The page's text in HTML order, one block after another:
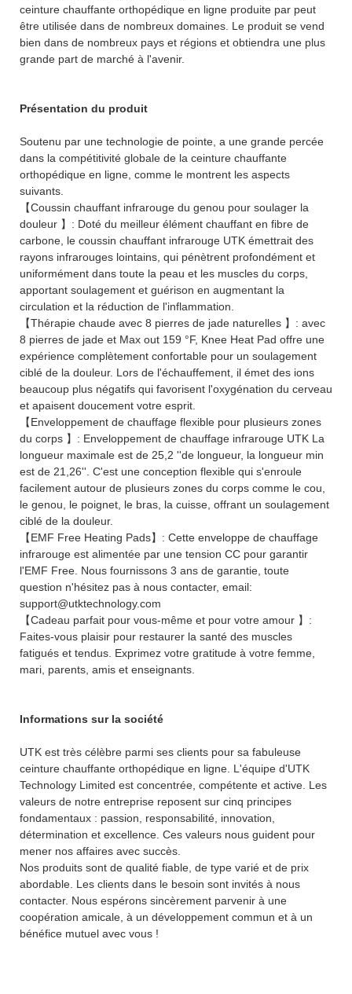
ceinture chauffante orthopédique en ligne produite par peut
être utilisée dans de nombreux domaines. Le produit se vend
bien dans de nombreux pays et régions et obtiendra une plus
grande part de marché à l'avenir.
Présentation du produit
Soutenu par une technologie de pointe, a une grande percée
dans la compétitivité globale de la ceinture chauffante
orthopédique en ligne, comme le montrent les aspects
suivants.
【Coussin chauffant infrarouge du genou pour soulager la
douleur 】: Doté du meilleur élément chauffant en fibre de
carbone, le coussin chauffant infrarouge UTK émettrait des
rayons infrarouges lointains, qui pénètrent profondément et
uniformément dans toute la peau et les muscles du corps,
apportant soulagement et guérison en augmentant la
circulation et la réduction de l'inflammation.
【Thérapie chaude avec 8 pierres de jade naturelles 】: avec
8 pierres de jade et Max out 159 °F, Knee Heat Pad offre une
expérience complètement confortable pour un soulagement
ciblé de la douleur. Lors de l'échauffement, il émet des ions
beaucoup plus négatifs qui favorisent l'oxygénation du cerveau
et apaisent doucement votre esprit.
【Enveloppement de chauffage flexible pour plusieurs zones
du corps 】: Enveloppement de chauffage infrarouge UTK La
longueur maximale est de 25,2 ''de longueur, la longueur min
est de 21,26''. C'est une conception flexible qui s'enroule
facilement autour de plusieurs zones du corps comme le cou,
le genou, le poignet, le bras, la cuisse, offrant un soulagement
ciblé de la douleur.
【EMF Free Heating Pads】: Cette enveloppe de chauffage
infrarouge est alimentée par une tension CC pour garantir
l'EMF Free. Nous fournissons 3 ans de garantie, toute
question n'hésitez pas à nous contacter, email:
support@utktechnology.com
【Cadeau parfait pour vous-même et pour votre amour 】:
Faites-vous plaisir pour restaurer la santé des muscles
fatigués et tendus. Exprimez votre gratitude à votre femme,
mari, parents, amis et enseignants.
Informations sur la société
UTK est très célèbre parmi ses clients pour sa fabuleuse
ceinture chauffante orthopédique en ligne. L'équipe d'UTK
Technology Limited est concentrée, compétente et active. Les
valeurs de notre entreprise reposent sur cinq principes
fondamentaux : passion, responsabilité, innovation,
détermination et excellence. Ces valeurs nous guident pour
mener nos affaires avec succès.
Nos produits sont de qualité fiable, de type varié et de prix
abordable. Les clients dans le besoin sont invités à nous
contacter. Nous espérons sincèrement parvenir à une
coopération amicale, à un développement commun et à un
bénéfice mutuel avec vous !